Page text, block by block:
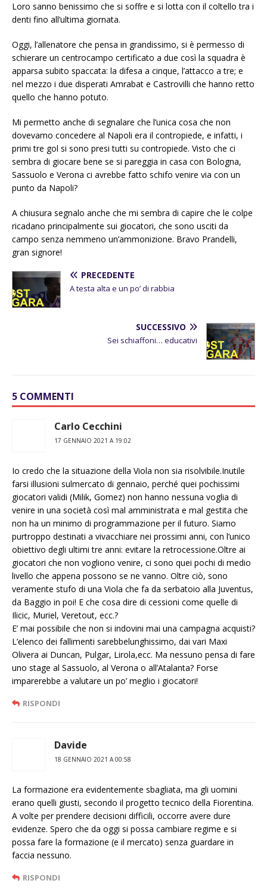
Loro sanno benissimo che si soffre e si lotta con il coltello tra i
denti fino all’ultima giornata.
Oggi, l’allenatore che pensa in grandissimo, si è permesso di
schierare un centrocampo certificato a due così la squadra è
apparsa subito spaccata: la difesa a cinque, l’attacco a tre; e
nel mezzo i due disperati Amrabat e Castrovilli che hanno retto
quello che hanno potuto.
Mi permetto anche di segnalare che l’unica cosa che non
dovevamo concedere al Napoli era il contropiede, e infatti, i
primi tre gol si sono presi tutti su contropiede. Visto che ci
sembra di giocare bene se si pareggia in casa con Bologna,
Sassuolo e Verona ci avrebbe fatto schifo venire via con un
punto da Napoli?
A chiusura segnalo anche che mi sembra di capire che le colpe
ricadano principalmente sui giocatori, che sono usciti da
campo senza nemmeno un’ammonizione. Bravo Prandelli,
gran signore!
PRECEDENTE
A testa alta e un po’ di rabbia
SUCCESSIVO
Sei schiaffoni… educativi
5 COMMENTI
Carlo Cecchini
17 GENNAIO 2021 A 19:02
Io credo che la situazione della Viola non sia risolvibile.Inutile
farsi illusioni sulmercato di gennaio, perché quei pochissimi
giocatori validi (Milik, Gomez) non hanno nessuna voglia di
venire in una società così mal amministrata e mal gestita che
non ha un minimo di programmazione per il futuro. Siamo
purtroppo destinati a vivacchiare nei prossimi anni, con l’unico
obiettivo degli ultimi tre anni: evitare la retrocessione.Oltre ai
giocatori che non vogliono venire, ci sono quei pochi di medio
livello che appena possono se ne vanno. Oltre ciò, sono
veramente stufo di una Viola che fa da serbatoio alla Juventus,
da Baggio in poi! E che cosa dire di cessioni come quelle di
Ilicic, Muriel, Veretout, ecc.?
E’ mai possibile che non si indovini mai una campagna acquisti?
L’elenco dei fallimenti sarebbelunghissimo, dai vari Maxi
Olivera ai Duncan, Pulgar, Lirola,ecc. Ma nessuno pensa di fare
uno stage al Sassuolo, al Verona o all’Atalanta? Forse
imparerebbe a valutare un po’ meglio i giocatori!
RISPONDI
Davide
18 GENNAIO 2021 A 00:58
La formazione era evidentemente sbagliata, ma gli uomini
erano quelli giusti, secondo il progetto tecnico della Fiorentina.
A volte per prendere decisioni difficili, occorre avere dure
evidenze. Spero che da oggi si possa cambiare regime e si
possa fare la formazione (e il mercato) senza guardare in
faccia nessuno.
RISPONDI